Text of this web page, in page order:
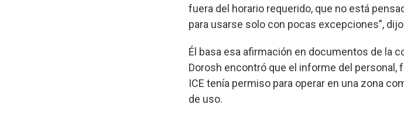
fuera del horario requerido, que no está
para usarse solo con pocas excepciones”,
Él basa esa afirmación en documentos de la
Dorosh encontró que el informe del personal,
ICE tenía permiso para operar en una zona
de uso.